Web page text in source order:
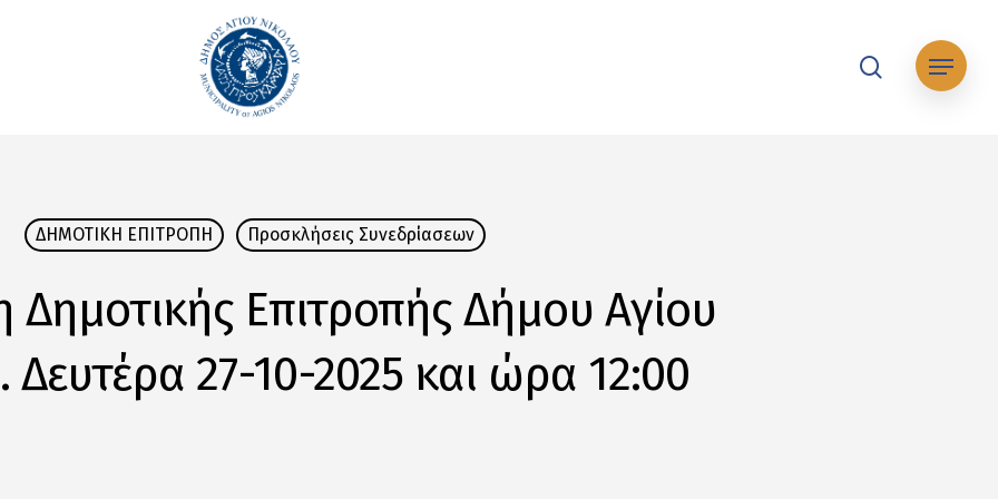
Μενού
ΔΗΜΟΤΙΚΗ ΕΠΙΤΡΟΠΗ Προσκλήσεις Συνεδρίασεων
Δημοτικής Επιτροπής Δήμου Αγίου
Δευτέρα 27-10-2025 και ώρα 12:00